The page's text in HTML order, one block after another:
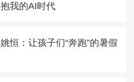
抱我的AI时代
姚恒：让孩子们“奔跑”的暑假